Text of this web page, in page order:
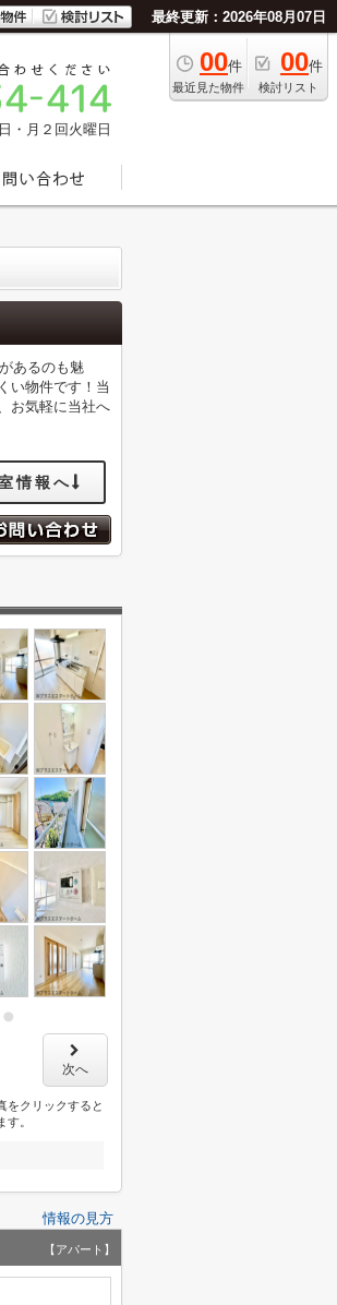
最終更新：2026年08月07日
00件
最近見た物件
00件
検討リスト
・月２回火曜日
あるのも魅
い物件です！当
お気軽に当社へ
情報へ
次へ
をクリックすると
。
情報の見方
【アパート】